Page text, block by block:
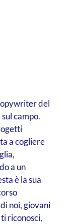
del
campo.
a cogliere
a un
è la sua
noi, giovani
riconosci,